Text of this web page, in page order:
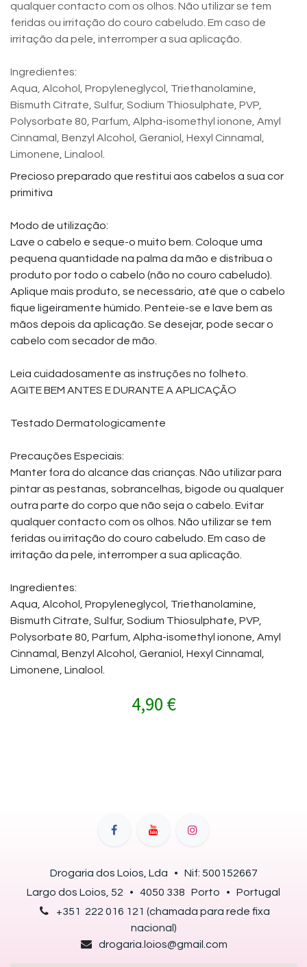
qualquer contacto com os olhos. Não utilizar se tem
feridas ou irritação do couro cabeludo. Em caso de
irritação da pele, interromper a sua aplicação.
Ingredientes:
Aqua, Alcohol, Propyleneglycol, Triethanolamine,
Bismuth Citrate, Sulfur, Sodium Thiosulphate, PVP,
Polysorbate 80, Parfum, Alpha-isomethyl ionone, Amyl
Cinnamal, Benzyl Alcohol, Geraniol, Hexyl Cinnamal,
Limonene, Linalool.
Precioso preparado que restitui aos cabelos a sua cor
primitiva
Modo de utilização:
Lave o cabelo e seque-o muito bem. Coloque uma
pequena quantidade na palma da mão e distribua o
produto por todo o cabelo (não no couro cabeludo).
Aplique mais produto, se necessário, até que o cabelo
fique ligeiramente húmido. Penteie-se e lave bem as
mãos depois da aplicação. Se desejar, pode secar o
cabelo com secador de mão.
Leia cuidadosamente as instruções no folheto.
AGITE BEM ANTES E DURANTE A APLICAÇÃO
Testado Dermatologicamente
Precauções Especiais:
Manter fora do alcance das crianças. Não utilizar para
pintar as pestanas, sobrancelhas, bigode ou qualquer
outra parte do corpo que não seja o cabelo. Evitar
qualquer contacto com os olhos. Não utilizar se tem
feridas ou irritação do couro cabeludo. Em caso de
irritação da pele, interromper a sua aplicação.
Ingredientes:
Aqua, Alcohol, Propyleneglycol, Triethanolamine,
Bismuth Citrate, Sulfur, Sodium Thiosulphate, PVP,
Polysorbate 80, Parfum, Alpha-isomethyl ionone, Amyl
Cinnamal, Benzyl Alcohol, Geraniol, Hexyl Cinnamal,
Limonene, Linalool.
4,90 €
Drogaria dos Loios, Lda • Nif: 500152667
Largo dos Loios, 52 • 4050 338 Porto • Portugal​
+351 222 016 121 (chamada para rede fixa
nacional)
drogaria.loios@gmail.com